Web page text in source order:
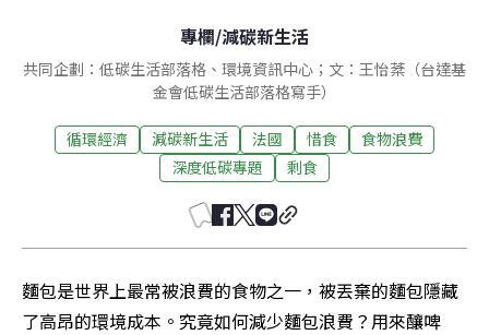
專欄/減碳新生活
共同企劃：低碳生活部落格、環境資訊中心；文：王怡棻（台達基
金會低碳生活部落格寫手）
循環經濟 減碳新生活 法國 惜食
食物浪費
深度低碳專題
剩食
麵包是世界上最常被浪費的食物之一，被丟棄的麵包隱藏
了高昂的環境成本。究竟如何減少麵包浪費？用來釀啤